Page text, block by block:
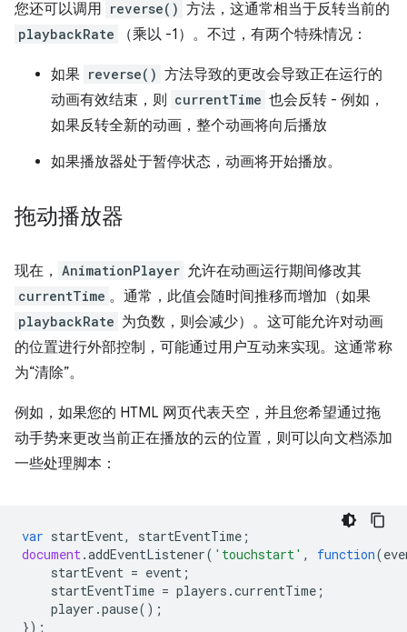
您还可以调用 reverse() 方法，这通常相当于反转当前的
playbackRate （乘以 -1）。不过，有两个特殊情况：
如果 reverse() 方法导致的更改会导致正在运行的
动画有效结束，则 currentTime 也会反转 - 例如，
如果反转全新的动画，整个动画将向后播放
如果播放器处于暂停状态，动画将开始播放。
拖动播放器
现在， AnimationPlayer 允许在动画运行期间修改其
currentTime 。通常，此值会随时间推移而增加（如果
playbackRate 为负数，则会减少）。这可能允许对动画
的位置进行外部控制，可能通过用户互动来实现。这通常称
为“清除”。
例如，如果您的 HTML 网页代表天空，并且您希望通过拖
动手势来更改当前正在播放的云的位置，则可以向文档添加
一些处理脚本：
var startEvent, startEventTime ;
document.addEventListener( 'touchstart' , function(
startEvent = event ;
startEventTime = players .currentTime ;
player .pause();
});